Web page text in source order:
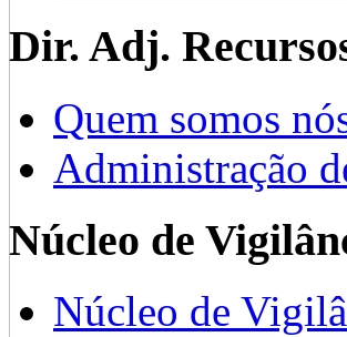
Dir. Adj.
Quem somos
Administração
Núcleo de
Núcleo de